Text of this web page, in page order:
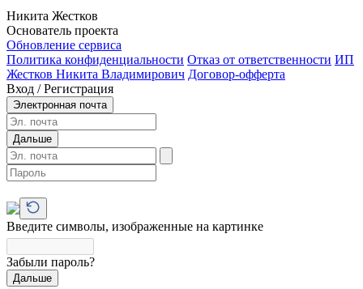
Никита Жестков
Основатель проекта
Обновление сервиса
Политика конфиденциальности Отказ от ответственности ИП
Жестков Никита Владимирович Договор-офферта
Вход / Регистрация
Электронная почта
Дальше
Введите символы, изображенные на картинке
Забыли пароль?
Дальше